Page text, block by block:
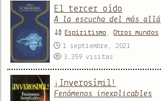
El tercer oído
A la escucha del más allá
Espiritismo ,Otros mundos
1 septiembre, 2021
3,359visitas
¡Inverosímil!
Fenómenos inexplicables